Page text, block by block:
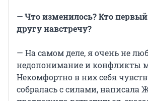
— Что изменилось? Кто
другу навстречу?
— На самом деле, я очень не
недопонимание и конфликты
Некомфортно в них себя
собралась с силами, написала